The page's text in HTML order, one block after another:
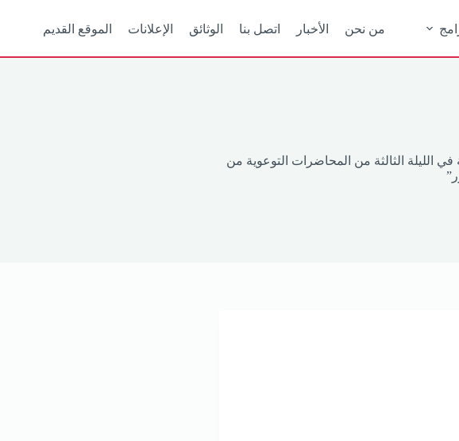
من نحن الأخبار اتصل بنا الوثائق الإعلانات الموقع القديم
الليلة الثالثة من المحاضرات التوعوية من